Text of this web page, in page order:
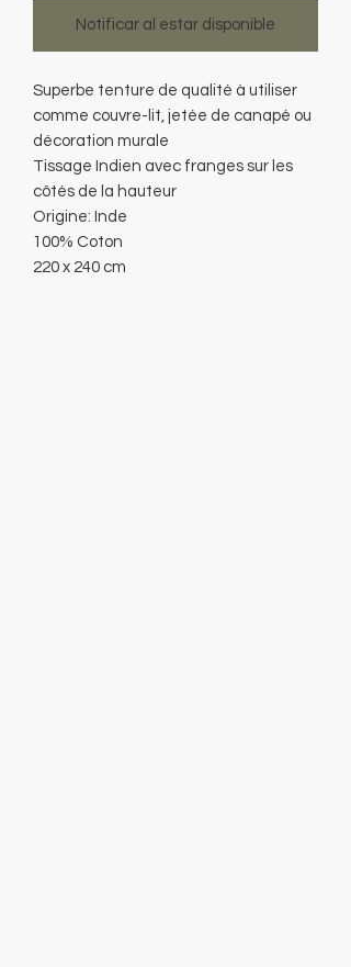
Notificar al estar disponible
Superbe tenture de qualité à utiliser
comme couvre-lit, jetée de canapé ou
décoration murale
Tissage Indien avec franges sur les
côtés de la hauteur
Origine: Inde
100% Coton
220 x 240 cm